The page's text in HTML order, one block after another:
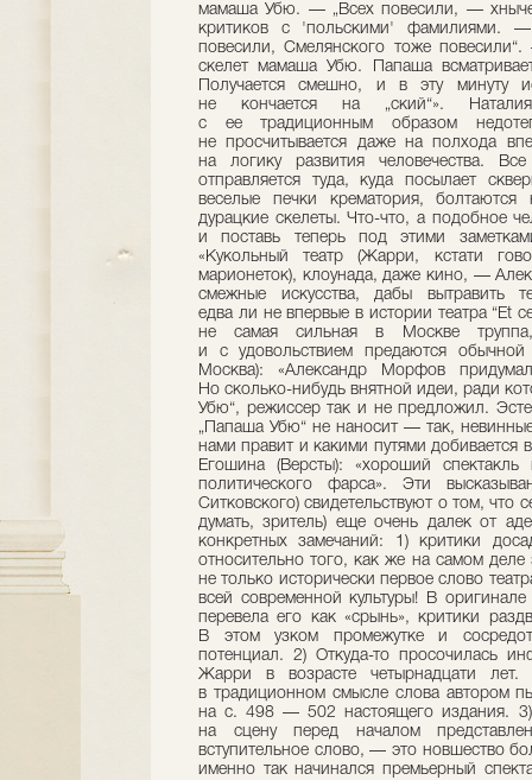
мамаша Убю. — „Всех повесили, —
критиков с 'польскими' фамилиями. —
повесили, Смелянского тоже
скелет мамаша Убю. Папаша
Получается смешно, и в эту минуту
не кончается на „ский“».
с ее традиционным образом
не просчитывается даже на полхода
на логику развития человечества.
отправляется туда, куда посылает
веселые печки крематория, болтаются
дурацкие скелеты. Что-что, а подобное
и поставь теперь под этими
«Кукольный театр (Жарри, кстати
марионеток), клоунада, даже кино, —
смежные искусства, дабы вытравить
едва ли не впервые в истории театра “Et
не самая сильная в Москве труппа,
и с удовольствием предаются
Москва): «Александр Морфов
Но сколько-нибудь внятной идеи, ради
Убю“, режиссер так и не предложил.
„Папаша Убю“ не наносит — так,
нами правит и какими путями добивается
Егошина (Версты): «хороший
политического фарса». Эти
Ситковского) свидетельствуют о том, что
думать, зритель) еще очень далек от
конкретных замечаний: 1) критики
относительно того, как же на самом
не только исторически первое слово
всей современной культуры! В
перевела его как «срынь», критики
В этом узком промежутке и
потенциал. 2) Откуда-то просочилась
Жарри в возрасте четырнадцати
в традиционном смысле слова автором
на с. 498 — 502 настоящего издания.
на сцену перед началом
вступительное слово, — это новшество
именно так начинался премьерный